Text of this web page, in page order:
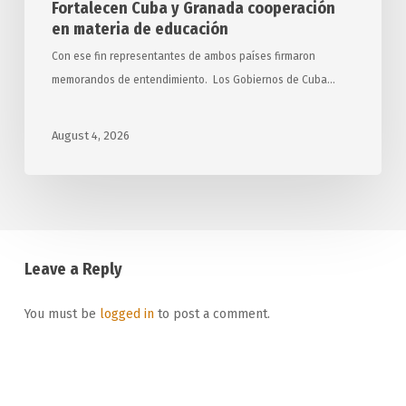
Fortalecen Cuba y Granada cooperación
en materia de educación
Con ese fin representantes de ambos países firmaron
memorandos de entendimiento. Los Gobiernos de Cuba…
August 4, 2026
Leave a Reply
You must be logged into post a comment.